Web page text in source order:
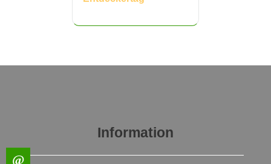
Information